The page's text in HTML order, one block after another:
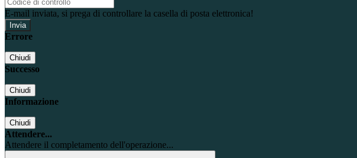
E-mail inviata, si prega di controllare la casella di posta elettronica!
Errore
Chiudi
Successo
Chiudi
Informazione
Chiudi
Attendere...
Attendere il completamento dell'operazione...